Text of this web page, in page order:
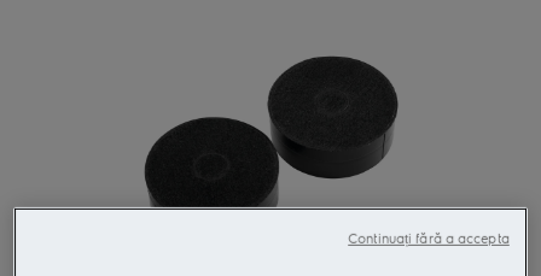
Continuați fără a accepta